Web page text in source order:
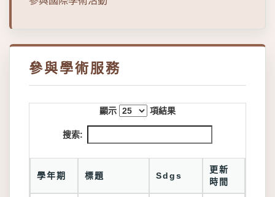
參與學術服務
顯示 項結果
搜索:
學年期 標題 Sdgs
更新
時間